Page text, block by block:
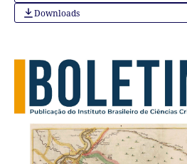
Downloads